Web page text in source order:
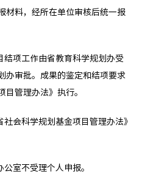
材料，经所在单位审核后统一报
结项工作由省教育科学规划办受
办审批。成果的鉴定和结项要求
目管理办法》执行。
会科学规划基金项目管理办法》
室不受理个人申报。